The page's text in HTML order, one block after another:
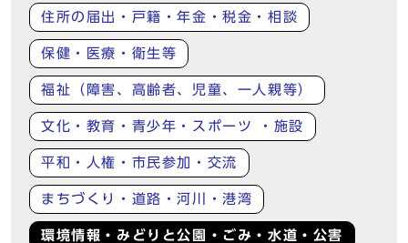
住所の届出・戸籍・年金・税金・相談
保健・医療・衛生等
福祉（障害、高齢者、児童、一人親等）
文化・教育・青少年・スポーツ ・施設
平和・人権・市民参加・交流
まちづくり・道路・河川・港湾
環境情報・みどりと公園・ごみ・水道・公害